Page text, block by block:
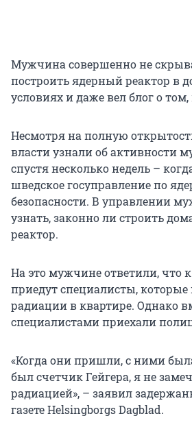
Мужчина совершенно не
построить ядерный реактор в
условиях и даже вел блог о том,
Несмотря на полную
власти узнали об активности
спустя несколько недель –
шведское госуправление по
безопасности. В управлении
узнать, законно ли строить
реактор.
На это мужчине ответили, что
приедут специалисты, которые
радиации в квартире. Однако
специалистами приехали
«Когда они пришли, с ними
был счетчик Гейгера, я не
радиацией», – заявил
газете Helsingborgs Dagblad.